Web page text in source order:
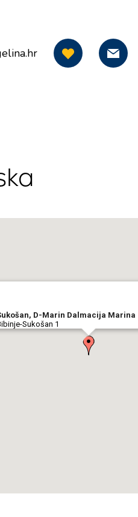
D-Marin Dalmacija Marina
Sukošan 1